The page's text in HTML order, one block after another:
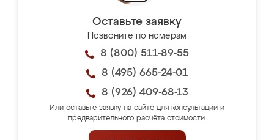
Оставьте заявку
Позвоните по номерам
8 (800) 511-89-55
8 (495) 665-24-01
8 (926) 409-68-13
Или оставьте заявку на сайте для консультации и
предварительного расчёта стоимости.